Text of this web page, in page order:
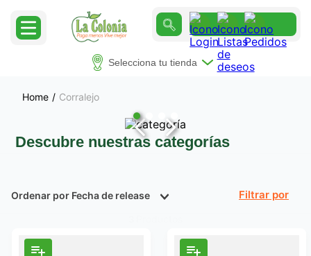
Selecciona tu tienda
Corralejo
Descubre nuestras categorías
Ordenar por Fecha de release